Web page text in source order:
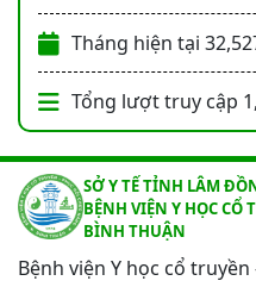
Tháng hiện tại
Tổng lượt truy cập
SỞ Y TẾ TỈNH LÂM
BỆNH VIỆN Y HỌC CỔ
BÌNH THUẬN
Bệnh viện Y học cổ